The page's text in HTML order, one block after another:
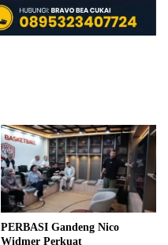
PERBASI Gandeng Nico
Widmer Perkuat